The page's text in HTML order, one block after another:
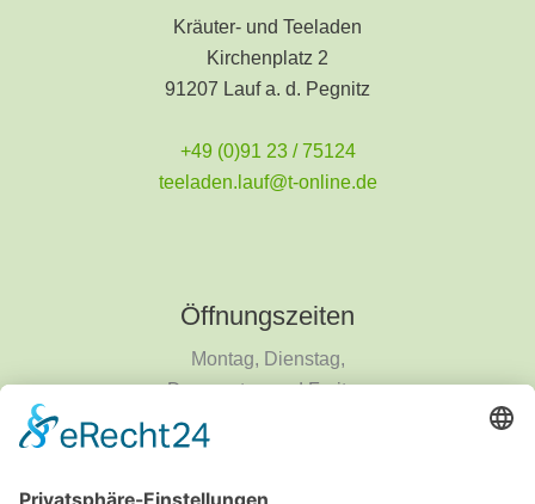
Kräuter- und Teeladen
Kirchenplatz 2
91207 Lauf a. d. Pegnitz
+49 (0)91 23 / 75124
teeladen.lauf@t-online.de
Öffnungszeiten
Montag, Dienstag,
Donnerstag und Freitag